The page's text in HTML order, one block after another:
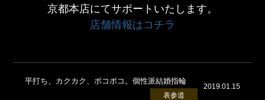
京都本店にてサポートいたします。
店舗情報はコチラ
平打ち、カクカク、ポコポコ。個性派結婚指輪
2019.01.15
表参道